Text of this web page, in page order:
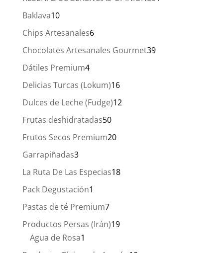
Baklava1010
productos
Chips Artesanales66
productos
Chocolates Artesanales Gourmet3939
Dátiles Premium44
productos
Delicias Turcas (Lokum)1616
productos
Dulces de Leche (Fudge)1212
Frutas deshidratadas5050
productos
Frutos Secos Premium2020
Garrapiñadas33
productos
La Ruta De Las Especias1818
Pack Degustación1
producto
Pastas de té Premium77
productos
Productos Persas (Irán)1919
Agua de Rosa1
producto